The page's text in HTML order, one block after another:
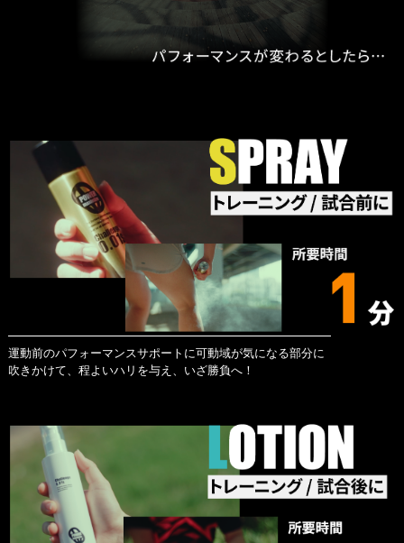
運動前のパフォーマンスサポートに可動域が気になる部分に
吹きかけて、程よいハリを与え、いざ勝負へ！